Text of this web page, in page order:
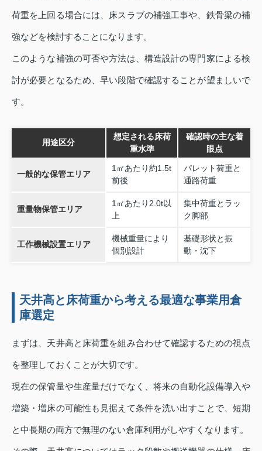
荷重を上回る場合には、床スラブの補強工事や、鉄骨梁の補
強などを検討することになります。
このような補強の可否や方法は、構造設計の専門家による検
討が必要となるため、早い段階で確認することが望ましいで
す。
用途区分
想定される床荷
重水準
確認時の主な着
眼点
一般的な保管エリア
1㎡あたり約1.5t
前後
パレット荷重と
通路荷重
重量物保管エリア
1㎡あたり2.0t以
上
集中荷重とラッ
ク脚部
工作機械設置エリア
機械重量により
個別設計
基礎形状と振
動・沈下
天井高と床荷重から考える最適な事業用倉
庫選定
まずは、天井高と床荷重を組み合わせて確認するための視点
を整理しておくことが大切です。
現在の保管量や生産量だけでなく、将来の自動化設備導入や
増築・増床の可能性も見据えて条件を洗い出すことで、短期
と中長期の両方で無理のない倉庫利用がしやすくなります。